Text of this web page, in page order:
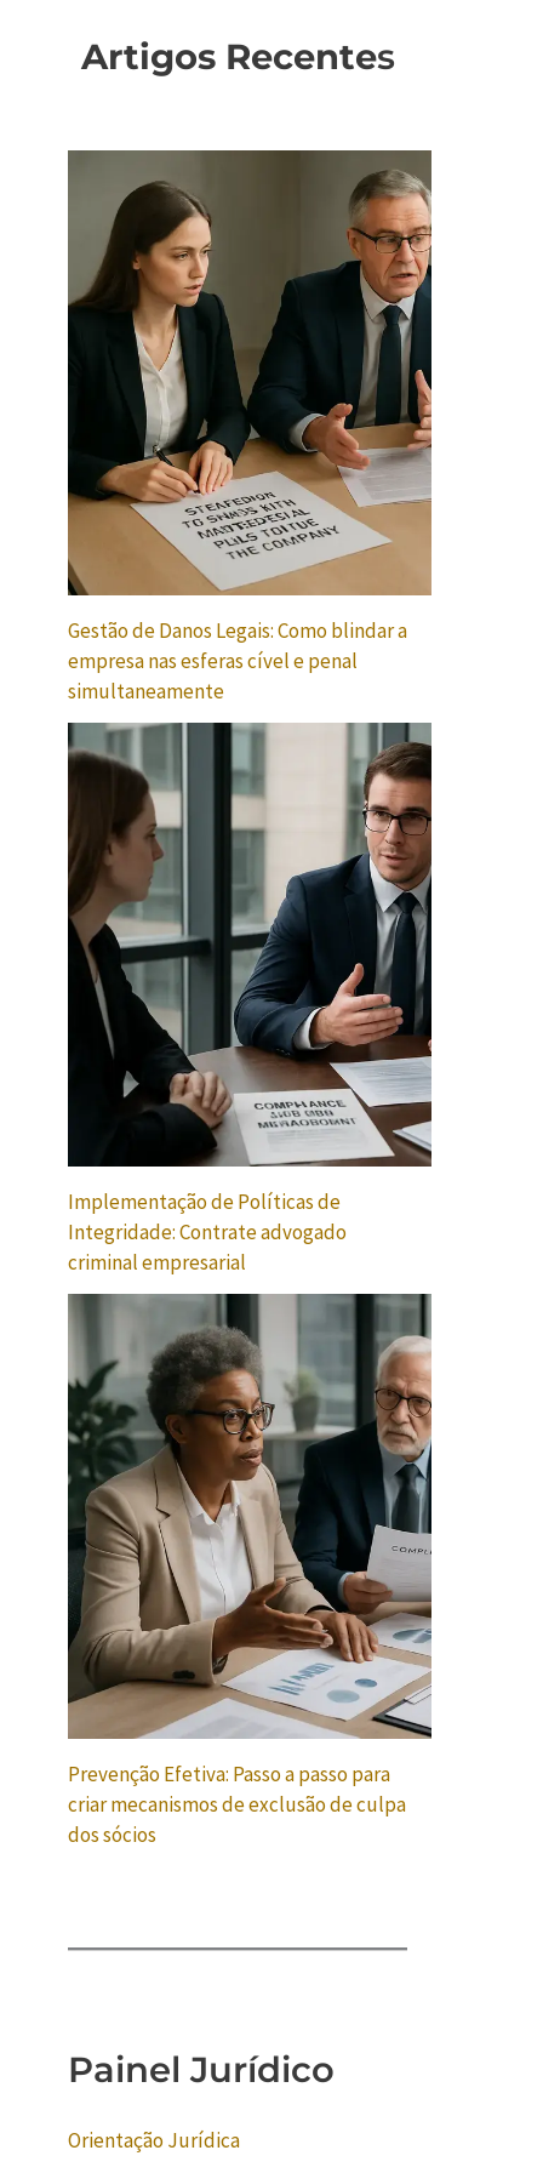
Artigos Recentes
Gestão de Danos Legais: Como blindar a
empresa nas esferas cível e penal
simultaneamente
Implementação de Políticas de
Integridade: Contrate advogado
criminal empresarial
Prevenção Efetiva: Passo a passo para
criar mecanismos de exclusão de culpa
dos sócios
Painel Jurídico
Orientação Jurídica